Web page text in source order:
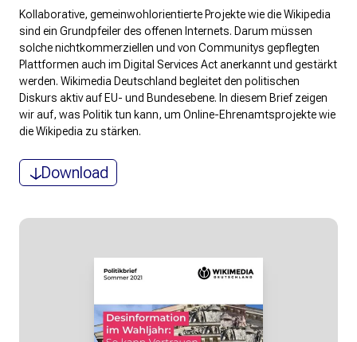
Kollaborative, gemeinwohlorientierte Projekte wie die Wikipedia
sind ein Grundpfeiler des offenen Internets. Darum müssen
solche nichtkommerziellen und von Communitys gepflegten
Plattformen auch im Digital Services Act anerkannt und gestärkt
werden. Wikimedia Deutschland begleitet den politischen
Diskurs aktiv auf EU- und Bundesebene. In diesem Brief zeigen
wir auf, was Politik tun kann, um Online-Ehrenamtsprojekte wie
die Wikipedia zu stärken.
Download